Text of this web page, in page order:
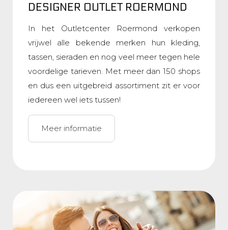
DESIGNER OUTLET ROERMOND
In het Outletcenter Roermond verkopen
vrijwel alle bekende merken hun kleding,
tassen, sieraden en nog veel meer tegen hele
voordelige tarieven. Met meer dan 150 shops
en dus een uitgebreid assortiment zit er voor
iedereen wel iets tussen!
Meer informatie